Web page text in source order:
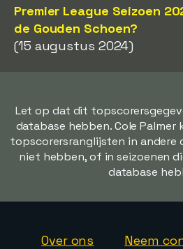
Premier League Seizoen
de Gouden Schoen?
(15 augustus 2024)
Let op dat dit
database hebben. Cole Palmer
topscorersranglijsten in andere
niet hebben, of in seizoenen
database
Over ons
Neem